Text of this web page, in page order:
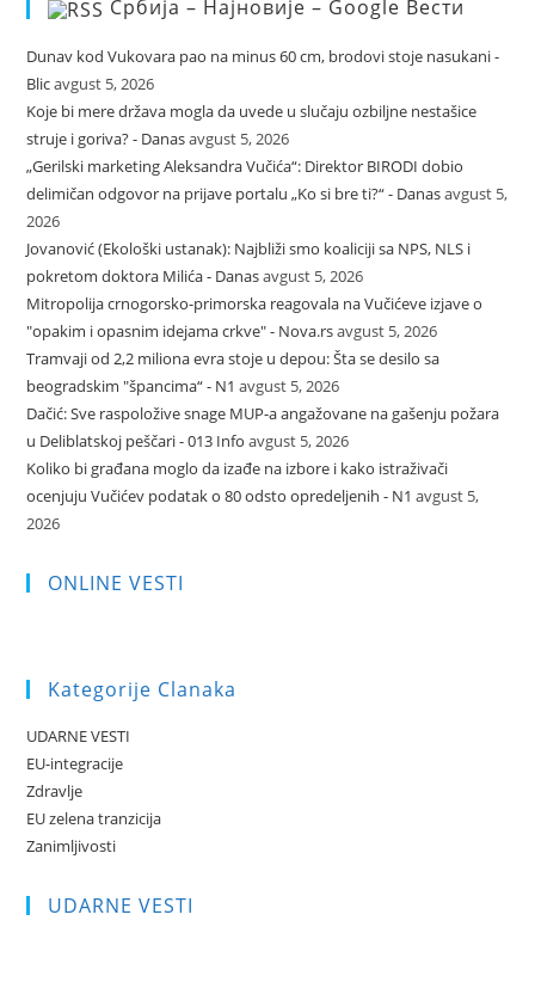
Србија – Најновије – Google Вести
Dunav kod Vukovara pao na minus 60 cm, brodovi stoje nasukani -
Blicavgust 5, 2026
Koje bi mere država mogla da uvede u slučaju ozbiljne nestašice
struje i goriva? - Danasavgust 5, 2026
„Gerilski marketing Aleksandra Vučića“: Direktor BIRODI dobio
delimičan odgovor na prijave portalu „Ko si bre ti?“ - Danasavgust 5,
2026
Jovanović (Ekološki ustanak): Najbliži smo koaliciji sa NPS, NLS i
pokretom doktora Milića - Danasavgust 5, 2026
Mitropolija crnogorsko-primorska reagovala na Vučićeve izjave o
"opakim i opasnim idejama crkve" - Nova.rsavgust 5, 2026
Tramvaji od 2,2 miliona evra stoje u depou: Šta se desilo sa
beogradskim "špancima“ - N1 avgust 5, 2026
Dačić: Sve raspoložive snage MUP-a angažovane na gašenju požara
u Deliblatskoj peščari - 013 Info avgust 5, 2026
Koliko bi građana moglo da izađe na izbore i kako istraživači
ocenjuju Vučićev podatak o 80 odsto opredeljenih - N1 avgust 5,
2026
ONLINE VESTI
Kategorije Clanaka
UDARNE VESTI
EU-integracije
Zdravlje
EU zelena tranzicija
Zanimljivosti
UDARNE VESTI